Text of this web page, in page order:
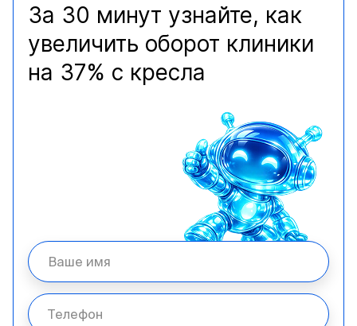
За 30 минут узнайте, как
увеличить оборот клиники
на 37% с кресла